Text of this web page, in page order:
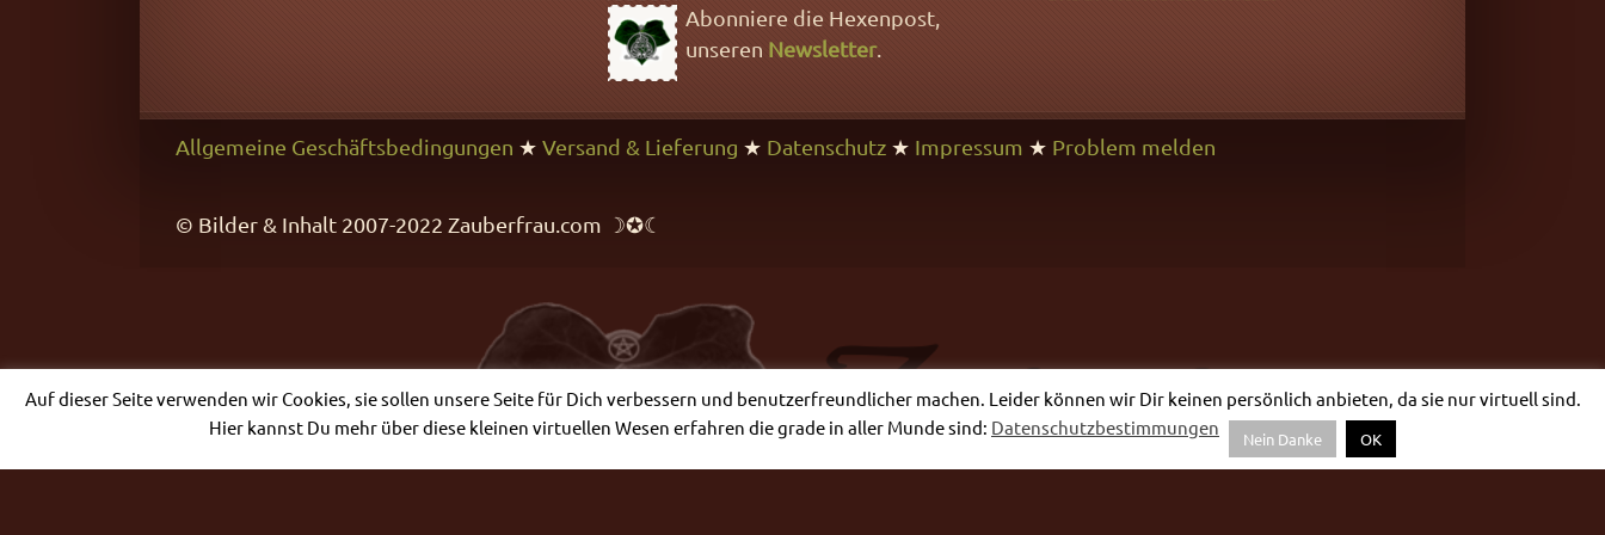
Abonniere die Hexenpost,
unseren Newsletter.
Allgemeine Geschäftsbedingungen ★ Versand & Lieferung ★ Datenschutz ★ Impressum ★ Problem melden
© Bilder & Inhalt 2007-2022 Zauberfrau.com ☽✪☾
Auf dieser Seite verwenden wir Cookies, sie sollen unsere Seite für Dich verbessern und benutzerfreundlicher machen. Leider können wir Dir keinen persönlich anbieten, da sie nur virtuell sind.
Hier kannst Du mehr über diese kleinen virtuellen Wesen erfahren die grade in aller Munde sind: Datenschutzbestimmungen
Nein Danke OK